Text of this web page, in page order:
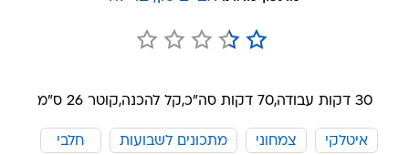
30 דקות עבודה, 70 דקות סה"כ, קל להכנה,קוטר 26 ס״מ
איטלקי צמחוני מתכונים לשבועות חלבי